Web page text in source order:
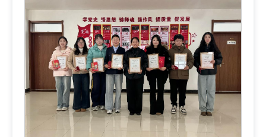
党建工作
招生就业
招生信息网 就业信息网
组织机构
教辅机构 党政机构